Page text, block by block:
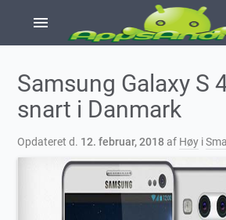
menu
Samsung Galaxy S
snart i Danmark
Opdateret d. 12. februar, 2018 af Høy i